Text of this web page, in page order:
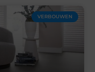
VERBOUWEN